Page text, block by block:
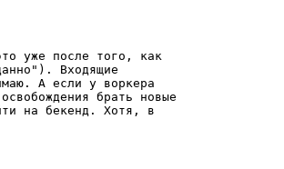
уже после того, как
Входящие
А если у воркера
брать новые
на бекенд. Хотя, в